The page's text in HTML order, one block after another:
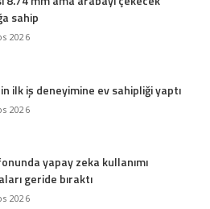
sahip
2026
ilk iş deneyimine ev sahipliği yaptı
2026
yapay zeka kullanımı
geride bıraktı
2026